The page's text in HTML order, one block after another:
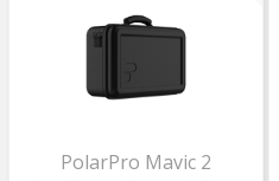
PolarPro Mavic 2